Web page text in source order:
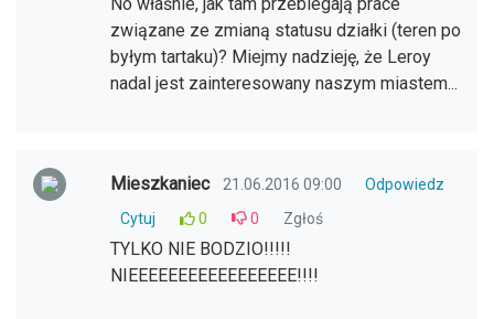
związane ze zmianą statusu działki (teren po
byłym tartaku)? Miejmy nadzieję, że Leroy
nadal jest zainteresowany naszym miastem...
Mieszkaniec 21.06.2016 09:00
Odpowiedz
Cytuj
0 0 Zgłoś
TYLKO NIE BODZIO!!!!!
NIEEEEEEEEEEEEEEEEE!!!!